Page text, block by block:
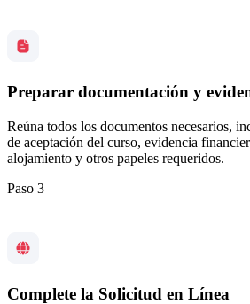
Preparar documentación y
Reúna todos los documentos necesarios,
de aceptación del curso, evidencia
alojamiento y otros papeles requeridos.
Paso 3
Complete la Solicitud en Línea